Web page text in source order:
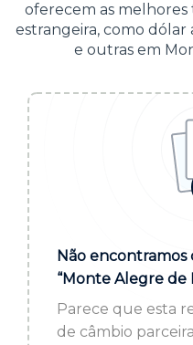
ALERTA DE CÂMBIO
Acesse sua conta:
BROKER DE OFERTAS
ou cadastre-se se ainda não tem
oferecem as melhores
estrangeira, como dólar
e outras em
Não encontramos
“Monte Alegre de
Parece que esta
de câmbio